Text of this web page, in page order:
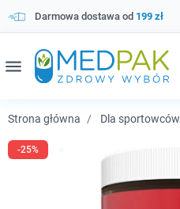
Darmowa dostawa od 199 zł
menu
Strona główna Dla sportowców
-25%